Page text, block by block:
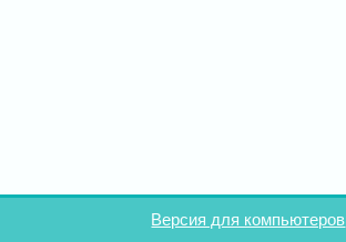
Версия для компьютеров